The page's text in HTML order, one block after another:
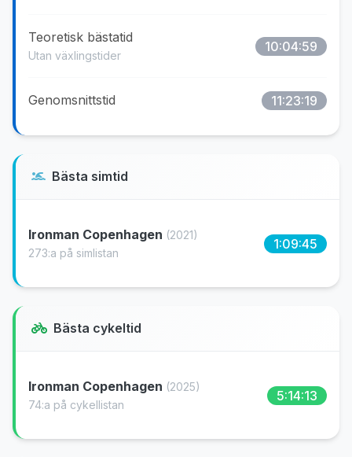
Teoretisk bästatid
Utan växlingstider
10:04:59
Genomsnittstid 11:23:19
Bästa simtid
Ironman Copenhagen (2021)
273:a på simlistan
1:09:45
Bästa cykeltid
Ironman Copenhagen (2025)
74:a på cykellistan
5:14:13